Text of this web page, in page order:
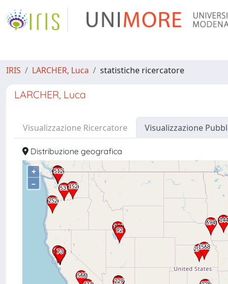
IRIS LARCHER, Luca statistiche ricercatore
LARCHER, Luca
Visualizzazione Ricercatore Visualizzazione
Distribuzione geografica
+
–